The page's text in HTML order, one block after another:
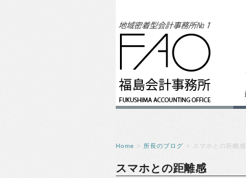
Home > 所長のブログ > スマホとの距離感
スマホとの距離感